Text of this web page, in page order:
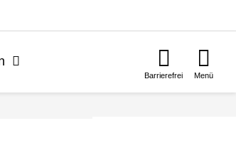
Barrierefrei Menü